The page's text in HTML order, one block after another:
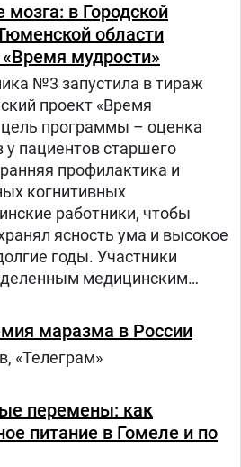
мозга: в Городской
области
мудрости»
№3 запустила в тираж
проект «Время
цель программы – оценка
у пациентов старшего
профилактика и
когнитивных
работники, чтобы
ясность ума и высокое
годы. Участники
медицинским
к
в проекте состоит
маразма в России
«Телеграм»
перемены: как
питание в Гомеле и по